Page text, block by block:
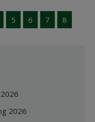
5 6 7
8
2026